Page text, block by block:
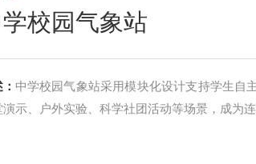
校园气象站
中学校园气象站采用模块化设计支持学生自
演示、户外实验、科学社团活动等场景，成为